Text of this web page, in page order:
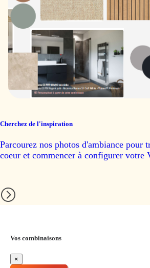
Cherchez de l'inspiration
Parcourez nos photos d'ambiance pour
coeur et commencer à configurer votre
Vos combinaisons
×